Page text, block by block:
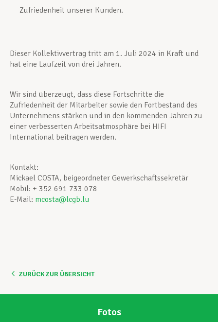
Zufriedenheit unserer Kunden.
Dieser Kollektivvertrag tritt am 1. Juli 2024 in Kraft und
hat eine Laufzeit von drei Jahren.
Wir sind überzeugt, dass diese Fortschritte die
Zufriedenheit der Mitarbeiter sowie den Fortbestand des
Unternehmens stärken und in den kommenden Jahren zu
einer verbesserten Arbeitsatmosphäre bei HIFI
International beitragen werden.
Kontakt:
Mickael COSTA, beigeordneter Gewerkschaftssekretär
Mobil: + 352 691 733 078
E-Mail: mcosta@lcgb.lu
ZURÜCK ZUR ÜBERSICHT
Fotos